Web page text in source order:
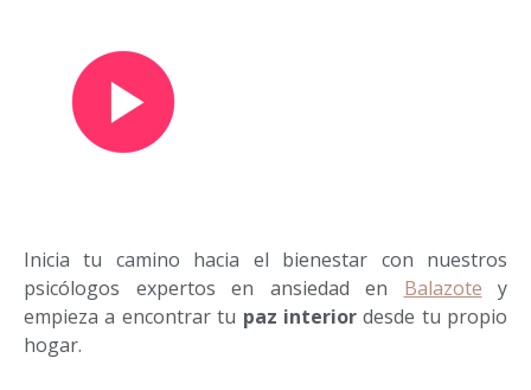
Inicia tu camino hacia el bienestar con nuestros
psicólogos expertos en ansiedad en Balazote y
empieza a encontrar tu paz interiordesde tu propio
hogar.